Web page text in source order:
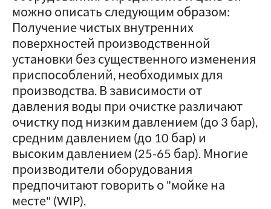
можно описать следующим образом:
Получение чистых внутренних
поверхностей производственной
установки без существенного изменения
приспособлений, необходимых для
производства. В зависимости от
давления воды при очистке различают
очистку под низким давлением (до 3 бар),
средним давлением (до 10 бар) и
высоким давлением (25-65 бар). Многие
производители оборудования
предпочитают говорить о "мойке на
месте" (WIP).